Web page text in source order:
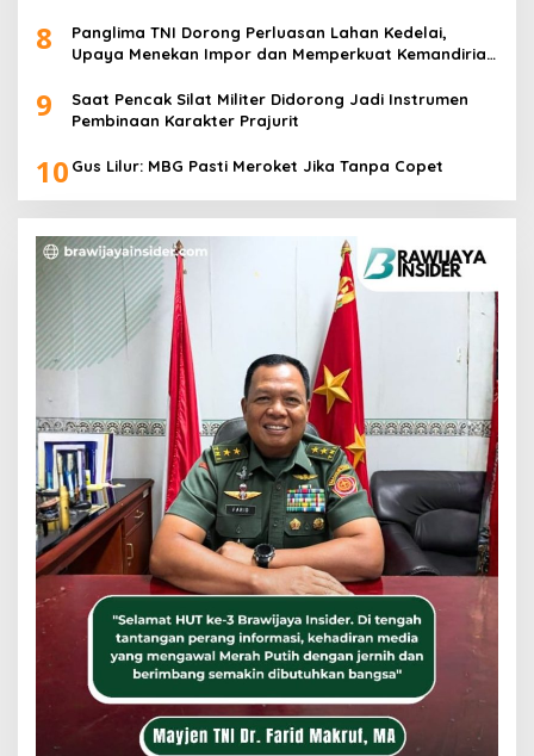
8
Panglima TNI Dorong Perluasan Lahan Kedelai,
Upaya Menekan Impor dan Memperkuat Kemandirian
9
Saat Pencak Silat Militer Didorong Jadi Instrumen
Pembinaan Karakter Prajurit
10 Gus Lilur: MBG Pasti Meroket Jika Tanpa Copet